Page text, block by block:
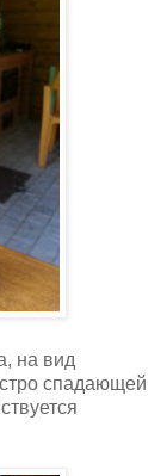
на вид
спадающей